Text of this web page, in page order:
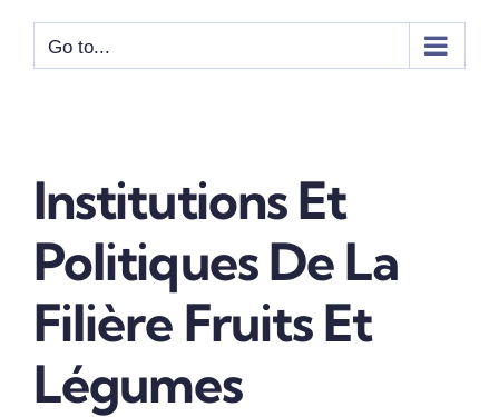
Go to...
Institutions Et
Politiques De La
Filière Fruits Et
Légumes